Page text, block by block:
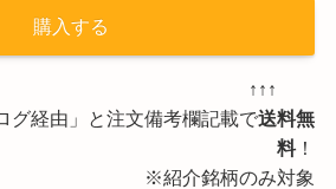
購入する
↑↑↑
グ経由」と注文備考欄記載で送料無
料！
※紹介銘柄のみ対象